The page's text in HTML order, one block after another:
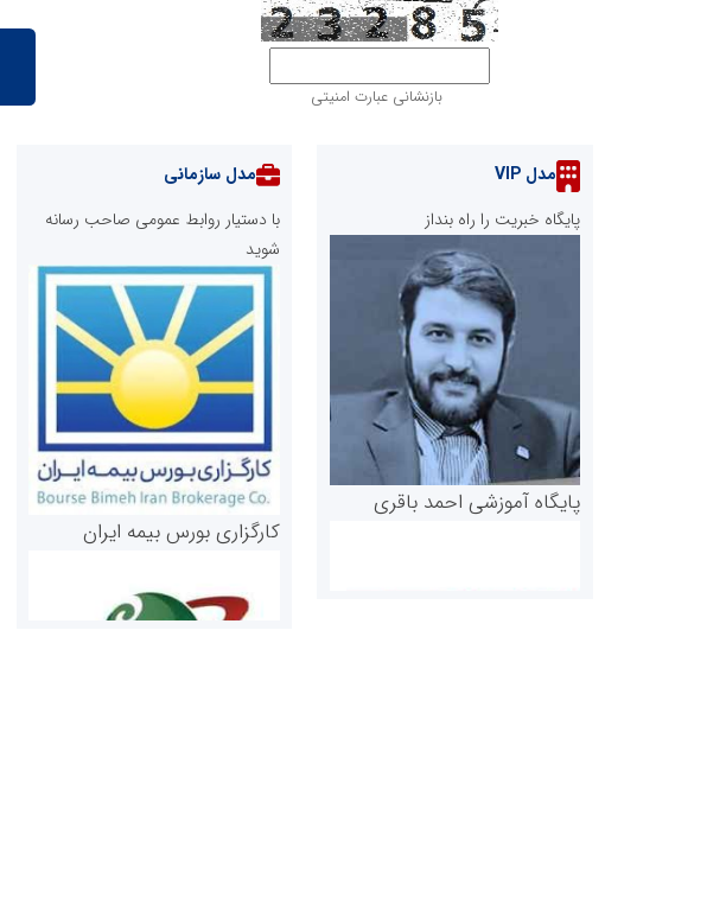
بازنشانی عبارت امنیتی
مدل VIP
پایگاه خبریت را راه بنداز
پایگاه آموزشی احمد باقری
مدل سازمانی
با دستیار روابط عمومی صاحب رسانه
شوید
کارگزاری بورس بیمه ایران